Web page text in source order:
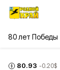
80 лет Победы
80.93 -0.20$